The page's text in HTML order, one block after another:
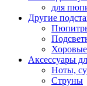
для
Другие
Аксессуары
Ноты,
Струны